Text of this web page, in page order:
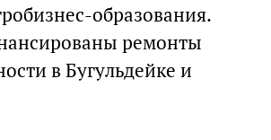
образования.
ремонты
в Бугульдейке и